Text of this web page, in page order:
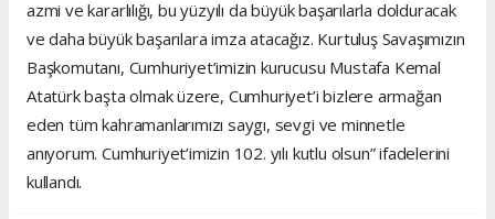
azmi ve kararlılığı, bu yüzyılı da büyük başarılarla dolduracak
ve daha büyük başarılara imza atacağız. Kurtuluş Savaşımızın
Başkomutanı, Cumhuriyet’imizin kurucusu Mustafa Kemal
Atatürk başta olmak üzere, Cumhuriyet’i bizlere armağan
eden tüm kahramanlarımızı saygı, sevgi ve minnetle
anıyorum. Cumhuriyet’imizin 102. yılı kutlu olsun” ifadelerini
kullandı.